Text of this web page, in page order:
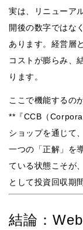
実は、リニューア
開後の数字ではな
あります。経営層
コストが膨らみ、
ります。
ここで機能するの
**『CCB（
ショップを通じて
一つの「正解」を
ている状態こそが
として投資回収期
結論：